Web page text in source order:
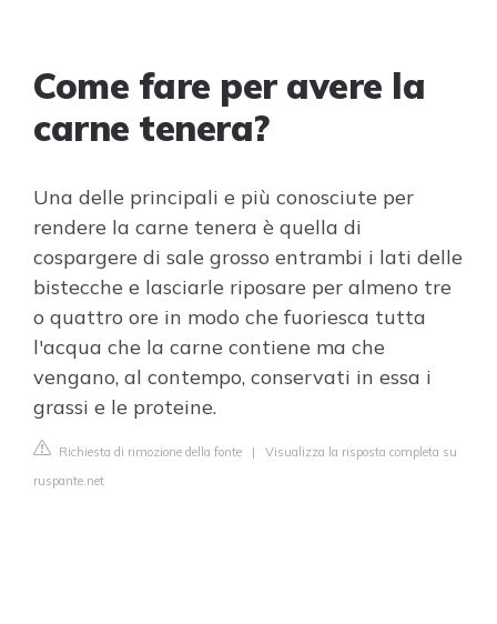
Come fare per avere la
carne tenera?
Una delle principali e più conosciute per
rendere la carne tenera è quella di
cospargere di sale grosso entrambi i lati delle
bistecche e lasciarle riposare per almeno tre
o quattro ore in modo che fuoriesca tutta
l'acqua che la carne contiene ma che
vengano, al contempo, conservati in essa i
grassi e le proteine.
Richiesta di rimozione della fonte | Visualizza la risposta completa su
ruspante.net